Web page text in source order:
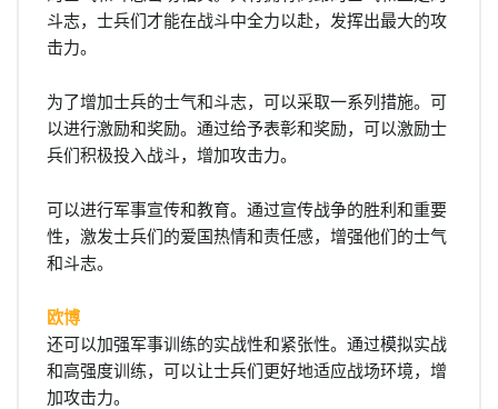
斗志，士兵们才能在战斗中全力以赴，发挥出最大的攻
击力。
为了增加士兵的士气和斗志，可以采取一系列措施。可
以进行激励和奖励。通过给予表彰和奖励，可以激励士
兵们积极投入战斗，增加攻击力。
可以进行军事宣传和教育。通过宣传战争的胜利和重要
性，激发士兵们的爱国热情和责任感，增强他们的士气
和斗志。
欧博
还可以加强军事训练的实战性和紧张性。通过模拟实战
和高强度训练，可以让士兵们更好地适应战场环境，增
加攻击力。